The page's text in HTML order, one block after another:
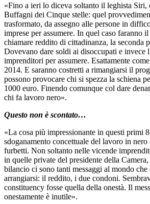
«Fino a ieri lo diceva soltanto il leghista Siri,
Buffagni dei Cinque stelle: quel
trasformato, da assegno alle persone in
imprese per assumere. In quel caso faranno
chiamare reddito di cittadinanza, la seconda
Dovevano dare soldi ai disoccupati e invece
imprenditori per assumere. Esattamente
2014. E saranno costretti a rimangiarsi il
possono provocare chi si spezza la schiena
1000 euro. Finendo comunque col dare
chi fa lavoro nero».
Questo non è scontato…
«La cosa più impressionante in questi primi
sdoganamento concettuale del lavoro in
furbetti. Non soltanto nelle vicende
in quelle private del presidente della
bilancio ci sono tanti messaggi al mondo che
arrangiarsi: il reddito, i due condoni.
constituency fosse quella della onestà. Il
onestamente è inutile».